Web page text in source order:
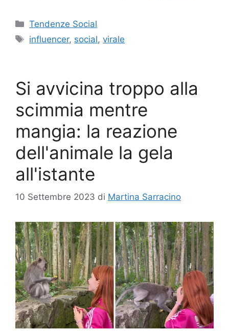
Categorie
Tendenze Social
Tag
influencer, social,virale
Si avvicina troppo alla
scimmia mentre
mangia: la reazione
dell'animale la gela
all'istante
10 Settembre 2023 di Martina Sarracino